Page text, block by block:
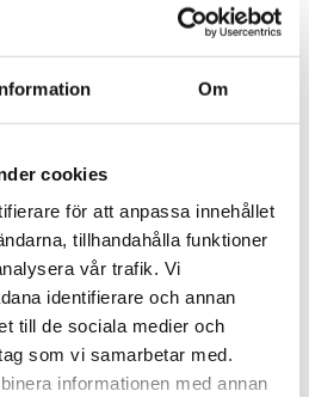
Om
cookies
för att anpassa innehållet
tillhandahålla funktioner
vår trafik. Vi
identifierare och annan
till de sociala medier och
som vi samarbetar med.
informationen med annan